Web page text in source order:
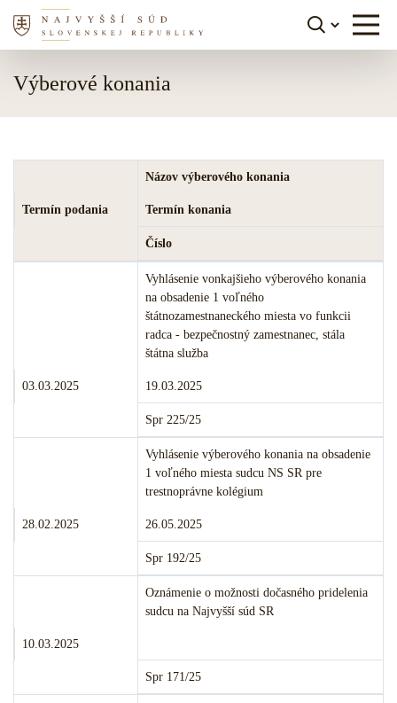
Výberové konania
Názov výberového konania
Termín podania Termín konania
Číslo
Merito veci:
Vyhlásenie vonkajšieho výberového konania
na obsadenie 1 voľného
štátnozamestnaneckého miesta vo funkcii
radca - bezpečnostný zamestnanec, stála
štátna služba
Termín podania:
03.03.2025 Termín konania:
19.03.2025
Číslo:
Spr 225/25
Merito veci:
Vyhlásenie výberového konania na obsadenie
1 voľného miesta sudcu NS SR pre
trestnoprávne kolégium
Termín podania:
28.02.2025 Termín konania:
26.05.2025
Číslo:
Spr 192/25
Merito veci:
Oznámenie o možnosti dočasného pridelenia
sudcu na Najvyšší súd SR
Termín podania:
10.03.2025
Číslo:
Spr 171/25